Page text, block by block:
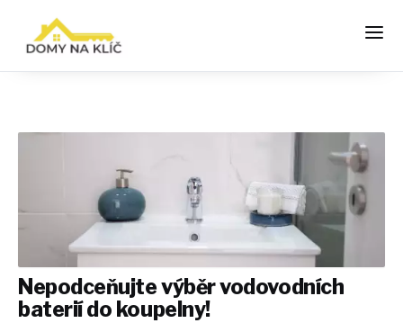
Nepodceňujte výběr vodovodních
baterií do koupelny!